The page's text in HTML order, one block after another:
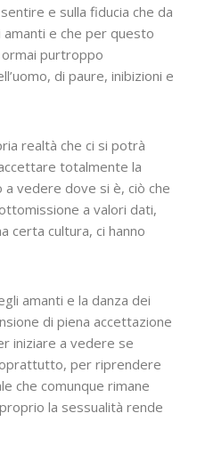
e sulla fiducia che da
amanti e che per questo
purtroppo
di paure, inibizioni e
realtà che ci si potrà
totalmente la
vedere dove si è, ciò che
a valori dati,
certa cultura, ci hanno
amanti e la danza dei
di piena accettazione
iniziare a vedere se
per riprendere
che comunque rimane
la sessualità rende